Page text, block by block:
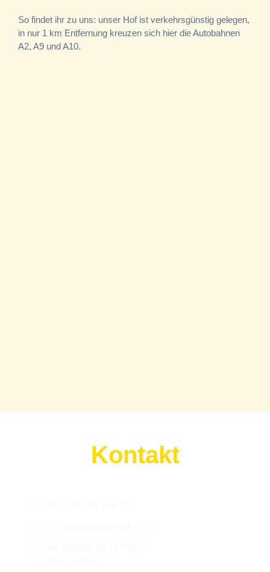
So findet ihr zu uns: unser Hof ist verkehrsgünstig gelegen,
in nur 1 km Entfernung kreuzen sich hier die Autobahnen
A2, A9 und A10.
Kontakt